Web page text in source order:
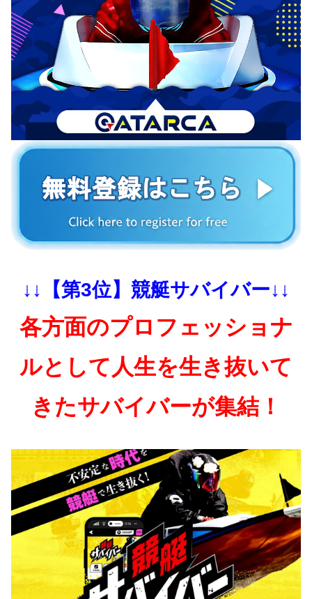
↓↓【第3位】競艇サバイバー↓↓
各方面のプロフェッショナ
ルとして人生を生き抜いて
きたサバイバーが集結！